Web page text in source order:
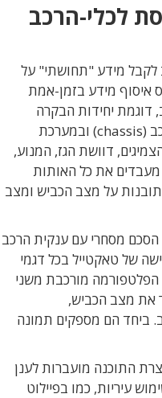
לכלי-הרכב
לקבל מידע "תחושתי" על
איסוף מידע בזמן-אמת
דוגמת יחידות הבקרה
(
chassis) ובמערכת
דוושת הגז, המנוע,
מעבדים את כל האותות
תובנות על מצב הכביש ומצב
טאקטייל על הסכם מסחרי עם ענקית הרכב
של טאקטייל בכל דגמי
הפלטפורמה מורכבת משני
את מצב הכביש,
. ביחד הם מספקים תמונה
התוכנה מועברות לענן
עיריות, כמו בפיילוט